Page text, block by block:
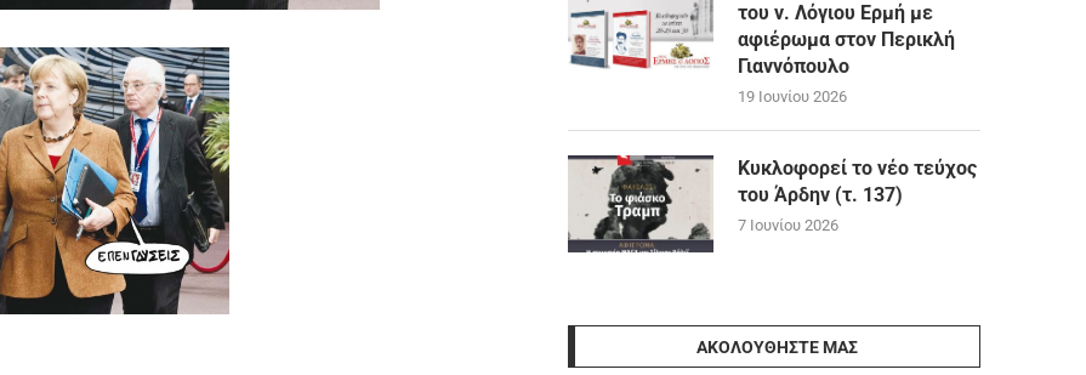
του ν. Λόγιου Ερμή με
αφιέρωμα στον Περικλή
Γιαννόπουλο
19 Ιουνίου 2026
Κυκλοφορεί το νέο τεύχος
του Άρδην (τ. 137)
7 Ιουνίου 2026
ΑΚΟΛΟΥΘΉΣΤΕ ΜΑΣ